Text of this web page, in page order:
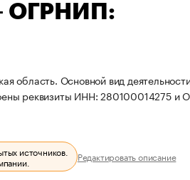
ОГРНИП:
область. Основной вид
реквизиты ИНН: 280100014275 и
источников.
Редактировать описание